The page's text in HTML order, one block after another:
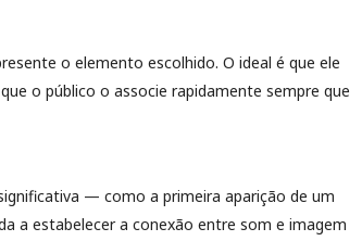
o elemento escolhido. O ideal é que ele
o público o associe rapidamente sempre que
— como a primeira aparição de um
a estabelecer a conexão entre som e imagem